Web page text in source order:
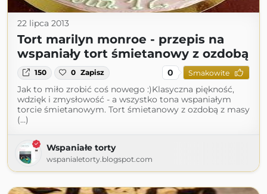
22 lipca 2013
Tort marilyn monroe - przepis na
wspaniały tort śmietanowy z ozdobą
150 0 Zapisz 0 Smakowite
Jak to miło zrobić coś nowego :)Klasyczna piękność,
wdzięk i zmysłowość - a wszystko tona wspaniałym
torcie śmietanowym. Tort śmietanowy z ozdobą z masy
(...)
Wspaniałe torty
wspanialetorty.blogspot.com